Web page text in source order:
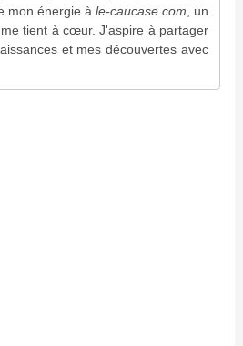
mon énergie àle-caucase.com , un
tient à cœur. J'aspire à partager
et mes découvertes avec